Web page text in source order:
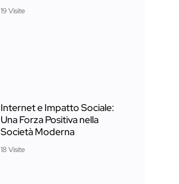
19 Visite
Internet e Impatto Sociale:
Una Forza Positiva nella
Società Moderna
18 Visite